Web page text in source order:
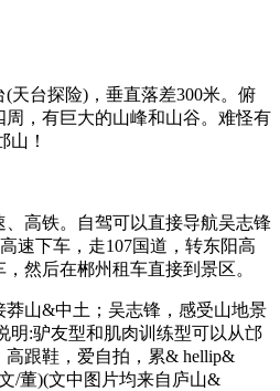
天台探险)，垂直落差300米。俯
，有巨大的山峰和山谷。难怪有
山！
高铁。自驾可以直接导航吴志锋
速下车，走107国道，转东阳高
然后在郴州租车直接到景区。
莽山&中土；吴志锋，感受山地景
明:驴友型和肌肉训练型可以从邙
跟鞋，爱自拍，累& hellip&
/董)(文中图片均来自庐山&